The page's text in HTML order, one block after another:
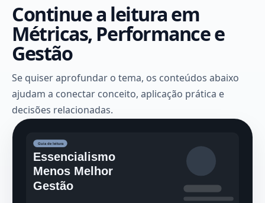
Continue a leitura em
Métricas, Performance e
Gestão
Se quiser aprofundar o tema, os conteúdos abaixo
ajudam a conectar conceito, aplicação prática e
decisões relacionadas.